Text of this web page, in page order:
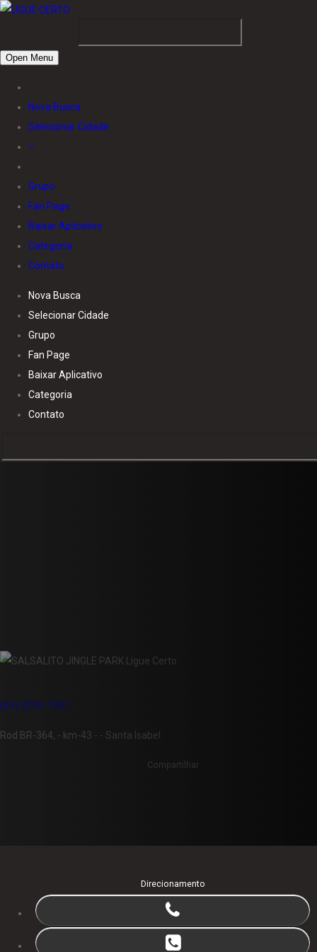
Open Menu
Nova Busca
Selecionar Cidade
Grupo
Fan Page
Baixar Aplicativo
Categoria
Contato
Nova Busca
Selecionar Cidade
Grupo
Fan Page
Baixar Aplicativo
Categoria
Contato
(69) 3230-1307
Rod BR-364, - km-43 - - Santa Isabel
Compartilhar
Direcionamento